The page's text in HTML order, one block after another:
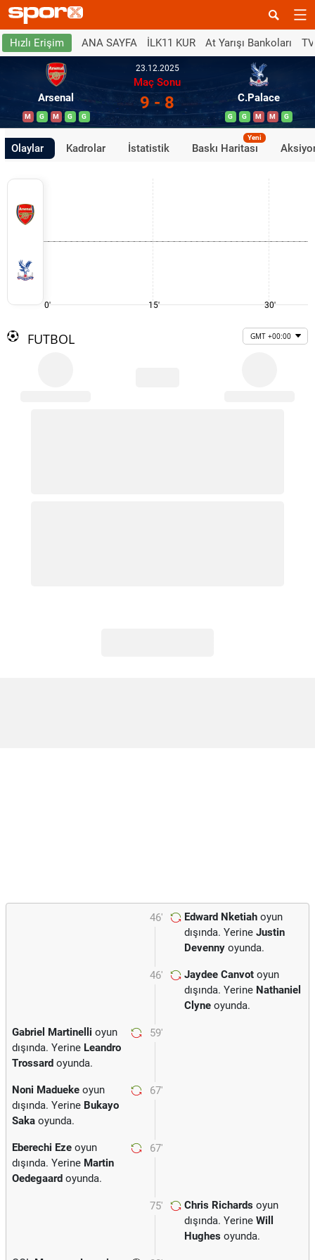
Hızlı Erişim ANA SAYFA İLK11 KUR At Yarışı Bankoları
Arsenal
M G M G G
23.12.2025
Maç Sonu
9 - 8 C.Palace
G G M M G
Olaylar Kadrolar İstatistik Baskı Haritası
Yeni
0' 15' 30'
FUTBOL GMT +00:00
46' Edward Nketiah oyun
dışında. Yerine Justin
Devenny oyunda.
46' Jaydee Canvot oyun
dışında. Yerine Nathaniel
Clyne oyunda.
59'
Gabriel Martinelli oyun
dışında. Yerine Leandro
Trossard oyunda.
67'
Noni Madueke oyun
dışında. Yerine Bukayo
Saka oyunda.
67'
Eberechi Eze oyun
dışında. Yerine Martin
Oedegaard oyunda.
75' Chris Richards oyun
dışında. Yerine Will
Hughes oyunda.